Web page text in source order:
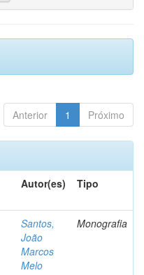
Anterior 1 Próximo
Autor(es) Tipo
Santos,
João
Marcos
Melo
Monografia